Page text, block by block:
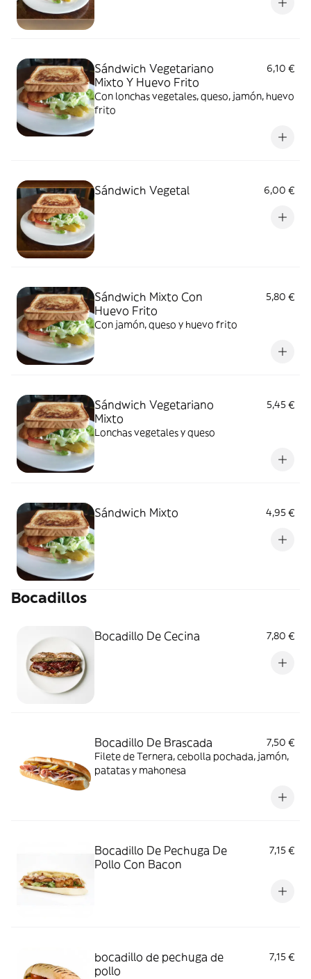
Sándwich Vegetariano
Mixto Y Huevo Frito
6,10 €
Con lonchas vegetales, queso, jamón, huevo
frito
Sándwich Vegetal 6,00 €
Sándwich Mixto Con
Huevo Frito
5,80 €
Con jamón, queso y huevo frito
Sándwich Vegetariano
Mixto
5,45 €
Lonchas vegetales y queso
Sándwich Mixto 4,95 €
Bocadillos
Bocadillo De Cecina 7,80 €
Bocadillo De Brascada
7,50 €
Filete de Ternera, cebolla pochada, jamón,
patatas y mahonesa
Bocadillo De Pechuga De
Pollo Con Bacon
7,15 €
bocadillo de pechuga de
pollo
7,15 €